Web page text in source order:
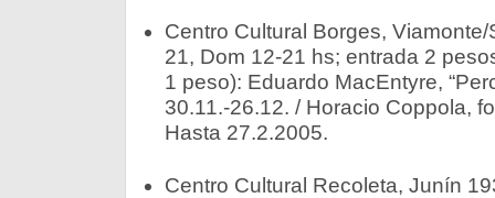
Centro Cultural Borges,
21, Dom 12-21 hs; entrada 2
1 peso): Eduardo MacEntyre,
30.11.-26.12. / Horacio Coppola,
Hasta 27.2.2005.
Centro Cultural Recoleta, Junín